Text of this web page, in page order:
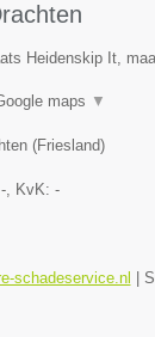
Heidenskip It,
maps ▼
(Friesland)
-, KvK: -
schadeservice.nl